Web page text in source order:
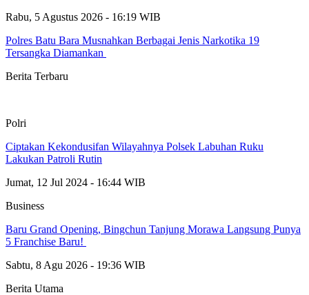
Rabu, 5 Agustus 2026 - 16:19 WIB
Polres Batu Bara Musnahkan Berbagai Jenis Narkotika 19
Tersangka Diamankan
Berita Terbaru
Polri
Ciptakan Kekondusifan Wilayahnya Polsek Labuhan Ruku
Lakukan Patroli Rutin
Jumat, 12 Jul 2024 - 16:44 WIB
Business
‎Baru Grand Opening, Bingchun Tanjung Morawa Langsung Punya
5 Franchise Baru! ‎
Sabtu, 8 Agu 2026 - 19:36 WIB
Berita Utama